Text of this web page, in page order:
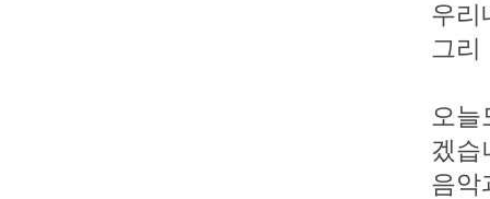
우리
그리
오늘
겠습
음악